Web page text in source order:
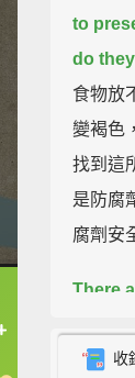
to
do
食物放
變褐色
找到這
是防腐
腐劑安
There
收